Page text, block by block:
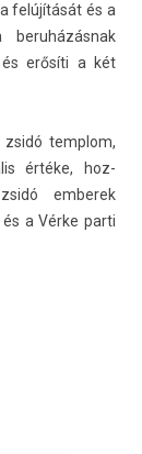
felújítását és a
és erősíti a két
templom,
értéke, hoz­
em­berek
a Vérke parti